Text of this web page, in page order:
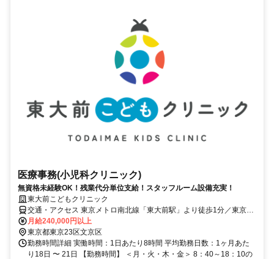
医療事務(小児科クリニック)
無資格未経験OK！残業代分単位支給！スタッフルーム設備充実！
東大前こどもクリニック
交通・アクセス 東京メトロ南北線「東大前駅」より徒歩1分／東京メ
トロ千代田線「根津駅」より徒歩11分／都営三田線「春日駅」より徒
歩12分 ※自転車通勤OK!
月給240,000円以上
東京都東京23区文京区
勤務時間詳細 実働時間：1日あたり8時間 平均勤務日数：1ヶ月あた
り18日 〜 21日 【勤務時間】 ＜月・火・木・金＞ 8：40～18：10の